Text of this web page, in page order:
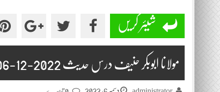
شیئر کریں
مولانا ابوبکر حنیف درس حدیث 2022-12-06
دسمبر 6, 2022